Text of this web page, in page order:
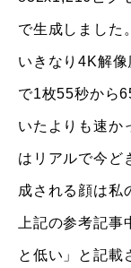
で生成しました。
いきなり4K解
で1枚55秒から
いたよりも速か
はリアルで今ど
成される顔は私
上記の参考記
と低い」と記載